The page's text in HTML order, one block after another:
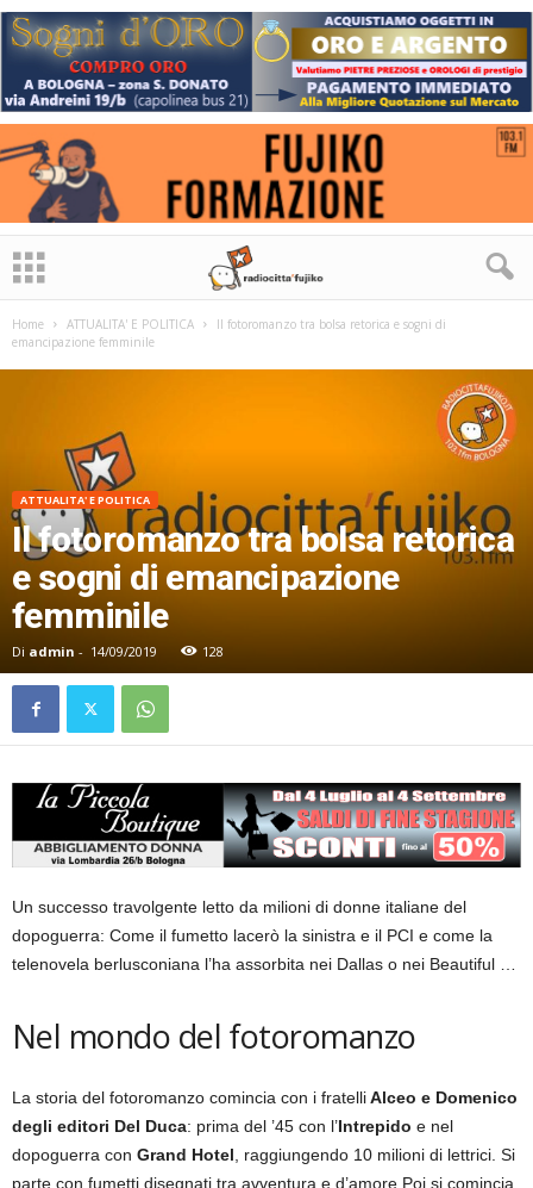
Home ATTUALITA' E POLITICA
Il fotoromanzo tra bolsa retorica e sogni di
emancipazione femminile
ATTUALITA' E POLITICA
Il fotoromanzo tra bolsa retorica
e sogni di emancipazione
femminile
Di admin - 14/09/2019 128
Un successo travolgente letto da milioni di donne italiane del
dopoguerra: Come il fumetto lacerò la sinistra e il PCI e come la
telenovela berlusconiana l’ha assorbita nei Dallas o nei Beautiful …
Nel mondo del fotoromanzo
La storia del fotoromanzo comincia con i fratelliAlceo e Domenico
degli editori Del Duca: prima del ’45 con l’Intrepido e nel
dopoguerra con Grand Hotel , raggiungendo 10 milioni di lettrici. Si
parte con fumetti disegnati tra avventura e d’amore Poi si comincia